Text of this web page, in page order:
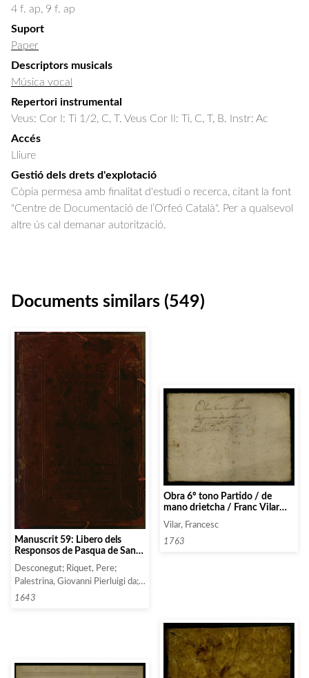
4 f. ap, 9 f. ap
Suport
Paper
Descriptors musicals
Música vocal
Repertori instrumental
Veus: Cor I: Ti 1/2, C, T. Veus Cor II: Ti, C, T, B. Instr: Ac
Accés
Lliure
Gestió dels drets d'explotació
Còpia permesa amb finalitat d'estudi o recerca, citant la font
"Centre de Documentació de l’Orfeó Català". Per a qualsevol
altre ús cal demanar autorització.
Documents similars (549)
Manuscrit 59: Libero dels
Responsos de Pasqua de Sant
Desconegut; Riquet, Pere;
Palestrina, Giovanni Pierluigi da;
Beulo(t), Petrus; Lorens, Mateu;
1643
Obra 6º tono Partido / de
mano drietcha / Franc Vilar
1763
Vilar, Francesc
1763